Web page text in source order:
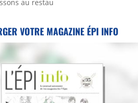
au restau
VOTRE MAGAZINE ÉPI INFO